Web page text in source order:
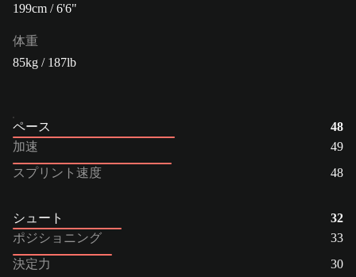
199cm / 6'6"
体重
85kg / 187lb
ペース
48
加速
49
スプリント速度
48
シュート
32
ポジショニング
33
決定力
30